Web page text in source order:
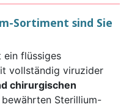
Sortiment sind Sie
ein flüssiges
vollständig viruzider
chirurgischen
Sterillium-